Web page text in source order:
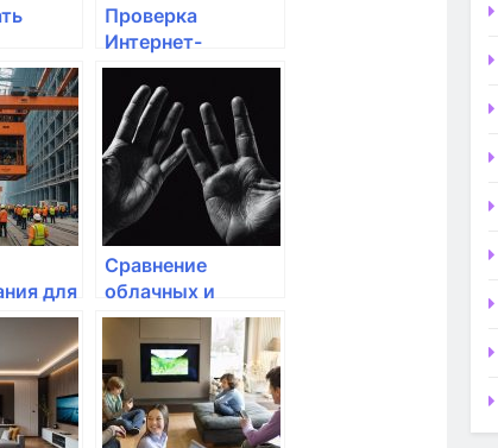
для
Проверка
Интернет-
провайдеров:
полезные советы
для
Сравнение
облачных и
локальных
хранилищ: что
выбрать для
дома?